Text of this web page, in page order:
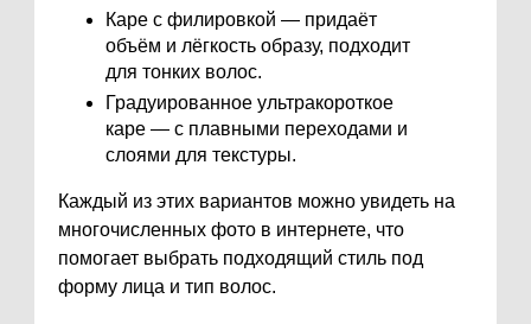
Каре с филировкой — придаёт
объём и лёгкость образу, подходит
для тонких волос.
Градуированное ультракороткое
каре — с плавными переходами и
слоями для текстуры.
Каждый из этих вариантов можно увидеть на
многочисленных фото в интернете, что
помогает выбрать подходящий стиль под
форму лица и тип волос.